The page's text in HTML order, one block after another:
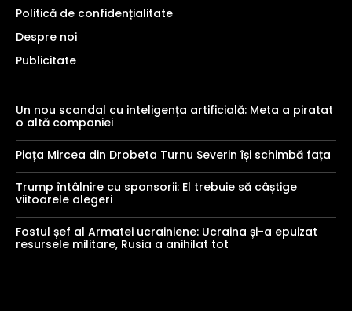
Politică de confidențialitate
Despre noi
Publicitate
Un nou scandal cu inteligența artificială: Meta a piratat
o altă companiei
Piața Mircea din Drobeta Turnu Severin își schimbă fața
Trump întâlnire cu sponsorii: El trebuie să câștige
viitoarele alegeri
Fostul șef al Armatei ucrainiene: Ucraina și-a epuizat
resursele militare, Rusia a anihilat tot